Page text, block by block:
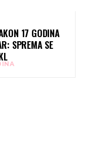
17 GODINA
SPREMA SE